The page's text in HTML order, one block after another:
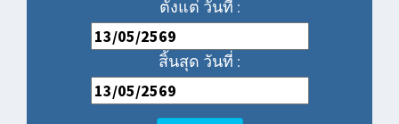
ตั้งแต่ วันที่ :
สิ้นสุด วันที่ :